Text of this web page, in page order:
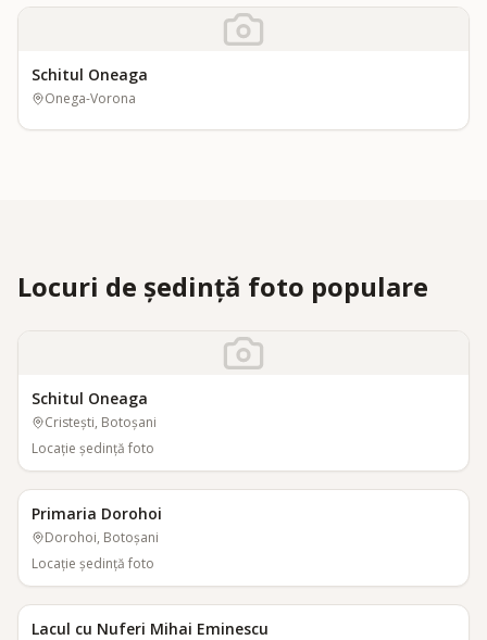
Schitul Oneaga
Onega-Vorona
Locuri de ședință foto populare
Schitul Oneaga
Cristești, Botoșani
Locaţie şedinţă foto
Primaria Dorohoi
Dorohoi, Botoșani
Locaţie şedinţă foto
Lacul cu Nuferi Mihai Eminescu